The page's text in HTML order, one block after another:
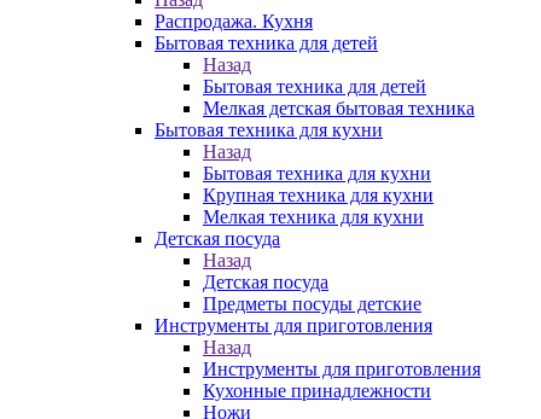
Распродажа. Кухня
Бытовая техника для детей
Назад
Бытовая техника для детей
Мелкая детская бытовая техника
Бытовая техника для кухни
Назад
Бытовая техника для кухни
Крупная техника для кухни
Мелкая техника для кухни
Детская посуда
Назад
Детская посуда
Предметы посуды детские
Инструменты для приготовления
Назад
Инструменты для приготовления
Кухонные принадлежности
Ножи